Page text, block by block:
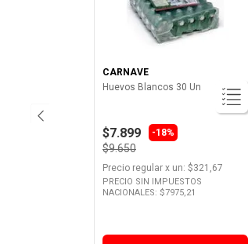
CARNAVE
Huevos Blancos 30 Un
$7.899 -18%
$9.650
Precio regular x un: $321,67
PRECIO SIN IMPUESTOS
NACIONALES: $7975,21